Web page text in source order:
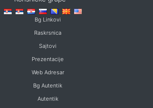
Bg Linkovi
Raskrsnica
Sajtovi
Prezentacije
Web Adresar
Bg Autentik
Autentik